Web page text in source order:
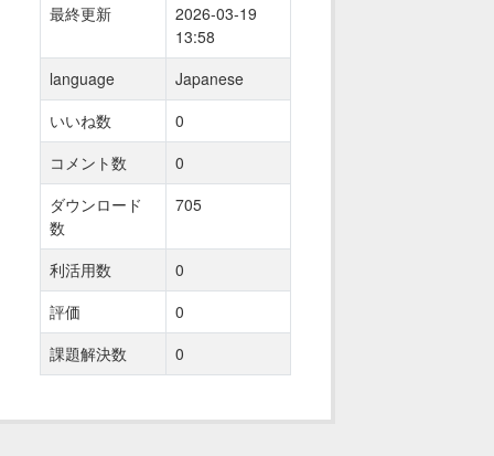
最終更新
2026-03-19
13:58
language
Japanese
いいね数
0
コメント数
0
ダウンロード
数
705
利活用数
0
評価
0
課題解決数
0